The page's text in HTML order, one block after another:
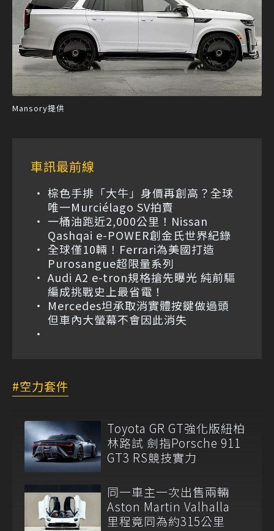
Mansory提供
車訊最前線
棕色手排「大牛」身價再創高？全球
唯一Murciélago SV拍賣
一桶油跑近2,000公里！Nissan
Qashqai e-POWER創金氏世界紀錄
全球僅10輛！Ferrari為美國打造
Purosangue超限量系列
Audi A2 e-tron規格搶先曝光 純前驅
編成挑戰史上最省電！
Mercedes坦承取消實體按鍵做過頭
但車內大螢幕不會因此消失
空力套件
Toyota GR GT強化版紐柏
林路試 劍指Porsche 911
GT3 RS競技實力
同一車主一次出售兩輛
Aston Martin Valhalla
里程竟同為約315公里